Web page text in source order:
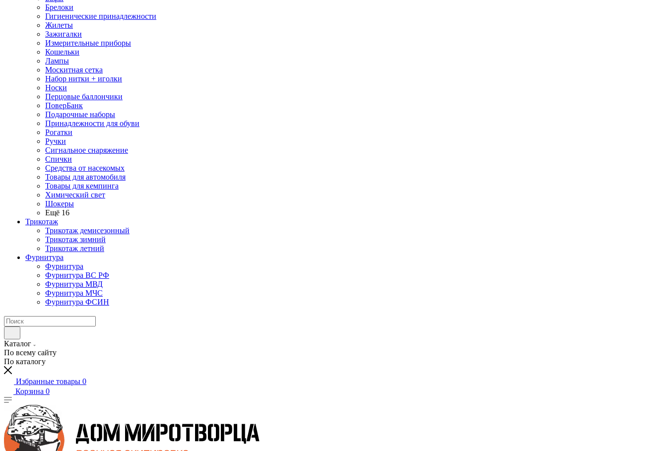
Брелоки
Гигиенические принадлежности
Жилеты
Зажигалки
Измерительные приборы
Кошельки
Лампы
Москитная сетка
Набор нитки + иголки
Носки
Перцовые баллончики
ПоверБанк
Подарочные наборы
Принадлежности для обуви
Рогатки
Ручки
Сигнальное снаряжение
Спички
Средства от насекомых
Товары для автомобиля
Товары для кемпинга
Химический свет
Шокеры
Ещё 16
Трикотаж
Трикотаж демисезонный
Трикотаж зимний
Трикотаж летний
Фурнитура
Фурнитура
Фурнитура ВС РФ
Фурнитура МВД
Фурнитура МЧС
Фурнитура ФСИН
Каталог
По всему сайту
По каталогу
Избранные товары 0
Корзина 0